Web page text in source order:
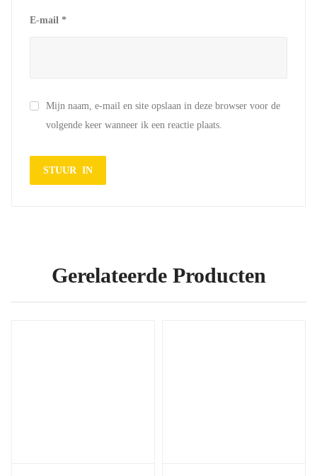
E-mail *
Mijn naam, e-mail en site opslaan in deze browser voor de
volgende keer wanneer ik een reactie plaats.
Gerelateerde Producten